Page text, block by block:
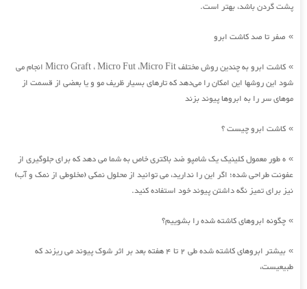
پشت گردن باشد، بهتر است.
» صفر تا صد کاشت ابرو
»
کاشت ابرو به چندین روش مختلف Micro Graft ، Micro Fut ،Micro Fit انجام می
شود این روشها این امکان را می‌دهد که تارهای بسیار ظریف مو و یا بعضی از قسمت از
موهای سر را به ابروها پیوند بزند
» کاشت ابرو چیست ؟
» ه طور معمول کلینیک یک شامپو ضد باکتری خاص به شما می دهد که برای جلوگیری از
عفونت طراحی شده؛ اگر این را ندارید، می توانید از محلول نمکی (مخلوطی از نمک و آب)
نیز برای تمیز نگه داشتن پیوند خود استفاده کنید.
» چگونه ابروهای کاشته شده را بشوییم؟
»
بیشتر ابروهای کاشته شده طی 2 تا 4 هفته بعد بر اثر شوک پیوند می ریزند که
طبیعیست،